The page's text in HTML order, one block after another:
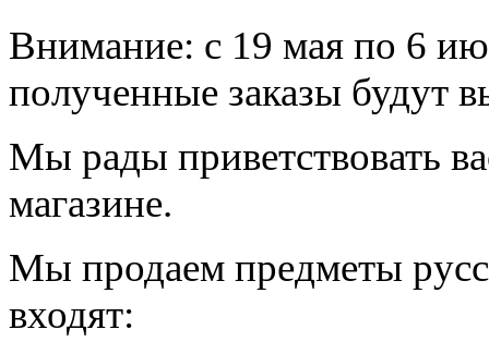
Внимание: с 19 мая по 6
полученные заказы будут
Мы рады приветствовать
магазине.
Мы продаем предметы
входят: